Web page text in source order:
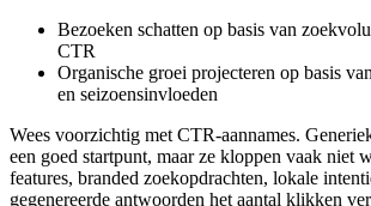
Bezoeken schatten op basis van
CTR
Organische groei projecteren op basis
en seizoensinvloeden
Wees voorzichtig met CTR-aannames.
een goed startpunt, maar ze kloppen vaak niet
features, branded zoekopdrachten, lokale
gegenereerde antwoorden het aantal klikken